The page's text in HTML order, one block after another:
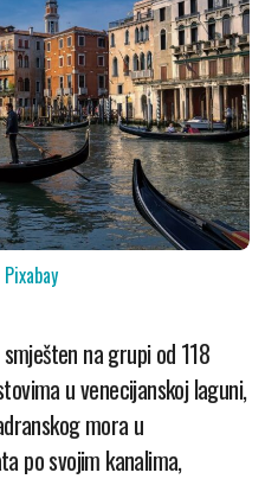
Pixabay
u venecijanskoj laguni,
mora u
po svojim kanalima,